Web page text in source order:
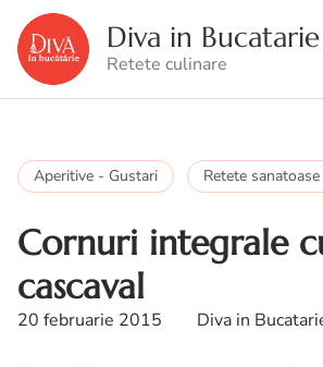
Diva in Bucatarie
Retete culinare
Aperitive - Gustari Retete
Cornuri integrale
cascaval
20 februarie 2015 Diva in